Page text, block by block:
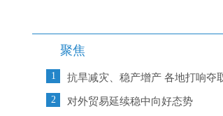
聚焦
1
2 对外贸易延续稳中向好态势